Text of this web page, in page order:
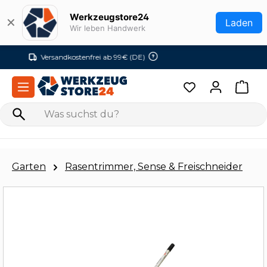
Zum Hauptinhalt springen
✕ Werkzeugstore24
Wir leben Handwerk Laden
Versandkostenfrei ab 99€ (DE)
Garten Rasentrimmer, Sense & Freischneider